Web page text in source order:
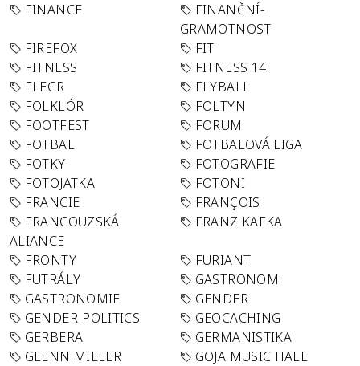
FINANCE
FINANČNÍ-
GRAMOTNOST
FIREFOX
FIT
FITNESS
FITNESS 14
FLEGR
FLYBALL
FOLKLÓR
FOLTYN
FOOTFEST
FORUM
FOTBAL
FOTBALOVÁ LIGA
FOTKY
FOTOGRAFIE
FOTOJATKA
FOTONI
FRANCIE
FRANÇOIS
FRANCOUZSKÁ
ALIANCE
FRANZ KAFKA
FRONTY
FURIANT
FUTRÁLY
GASTRONOM
GASTRONOMIE
GENDER
GENDER-POLITICS
GEOCACHING
GERBERA
GERMANISTIKA
GLENN MILLER
GOJA MUSIC HALL